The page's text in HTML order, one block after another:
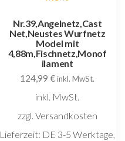
Nr.39,Angelnetz,Cast
Net,Neustes Wurfnetz
Model mit
4,88m,Fischnetz,Monof
ilament
124,99€inkl. MwSt.
inkl. MwSt.
zzgl. Versandkosten
Lieferzeit: DE 3-5 Werktage,